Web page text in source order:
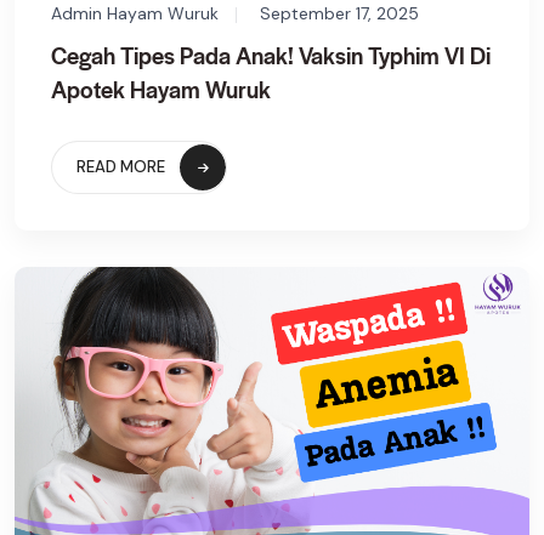
Admin Hayam Wuruk September 17, 2025
Cegah Tipes Pada Anak! Vaksin Typhim VI Di
Apotek Hayam Wuruk
READ MORE